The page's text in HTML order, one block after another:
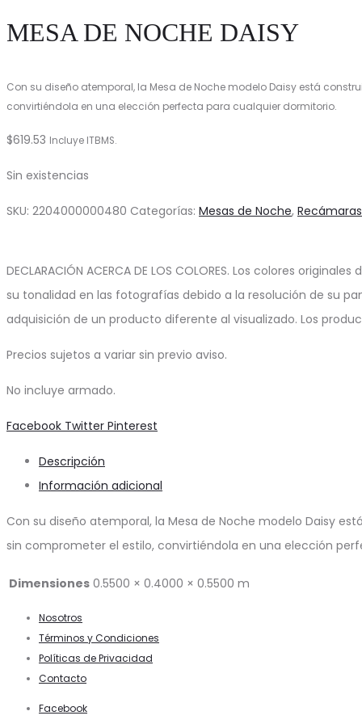
MESA DE NOCHE DAISY
Con su diseño atemporal, la Mesa de Noche modelo Daisy está
convirtiéndola en una elección perfecta para cualquier dormitorio.
$619.53 Incluye ITBMS.
Sin existencias
SKU: 2204000000480 Categorías: Mesas de Noche, Recámaras
DECLARACIÓN ACERCA DE LOS COLORES. Los colores
su tonalidad en las fotografías debido a la resolución de su
adquisición de un producto diferente al visualizado. Los
Precios sujetos a variar sin previo aviso.
No incluye armado.
Share
Facebook Twitter Pinterest
Descripción
Información adicional
Con su diseño atemporal, la Mesa de Noche modelo Daisy
sin comprometer el estilo, convirtiéndola en una elección
Dimensiones 0.5500 × 0.4000 × 0.5500 m
Nosotros
Términos y Condiciones
Políticas de Privacidad
Contacto
Facebook